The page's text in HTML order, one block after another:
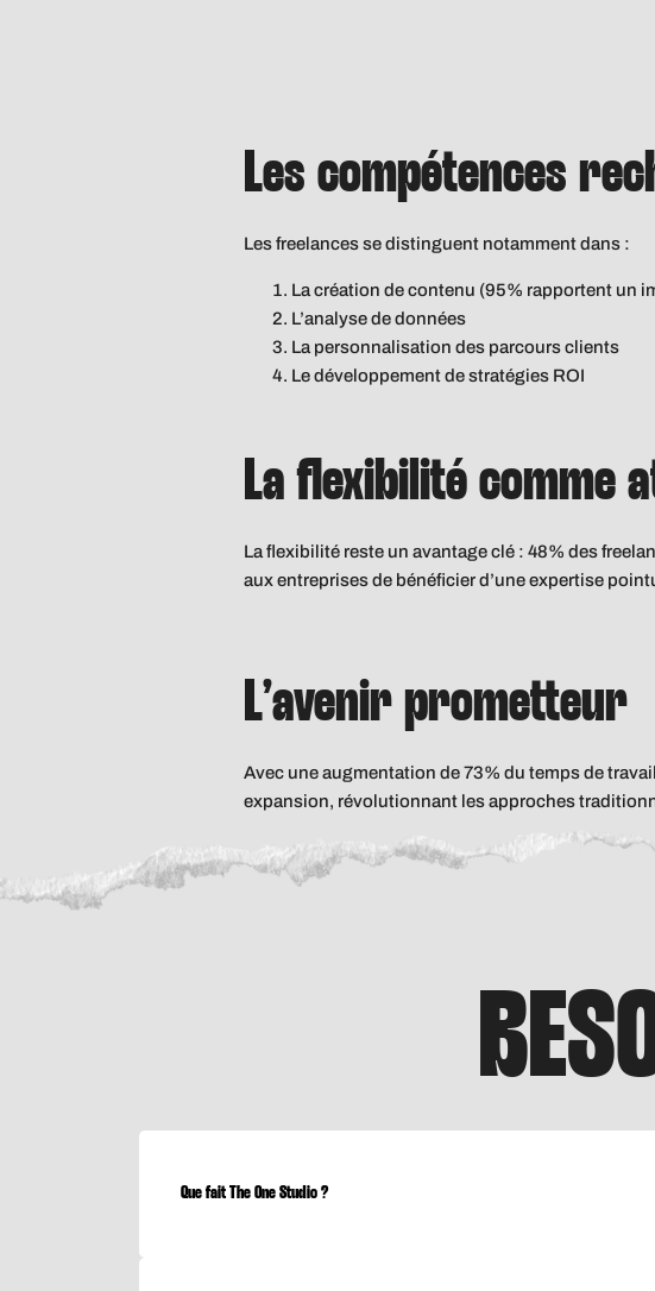
Les compétences
Les freelances se distinguent notamment dans :
La création de contenu (95% rapportent un
L’analyse de données
La personnalisation des parcours clients
Le développement de stratégies ROI
La flexibilité comme
La flexibilité reste un avantage clé : 48% des
aux entreprises de bénéficier d’une expertise
L’avenir prometteur
Avec une augmentation de 73% du temps de
expansion, révolutionnant les approches
Que fait The One Studio ?